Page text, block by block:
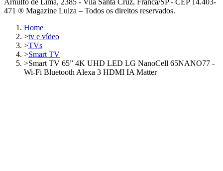
471 ® Magazine Luiza – Todos os direitos reservados.
Home
>tv e vídeo
>TVs
>Smart TV
>Smart TV 65” 4K UHD LED LG NanoCell 65NANO77 -
Wi-Fi Bluetooth Alexa 3 HDMI IA Matter